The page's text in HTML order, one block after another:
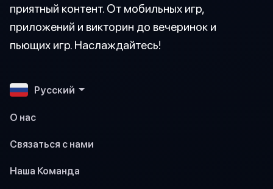
приятный контент. От мобильных игр,
приложений и викторин до вечеринок и
пьющих игр. Наслаждайтесь!
Pусский
О нас
Связаться с нами
Наша Команда